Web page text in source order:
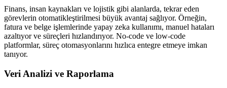
Finans, insan kaynakları ve lojistik gibi alanlarda, tekrar eden
görevlerin otomatikleştirilmesi büyük avantaj sağlıyor. Örneğin,
fatura ve belge işlemlerinde yapay zeka kullanımı, manuel hataları
azaltıyor ve süreçleri hızlandırıyor. No-code ve low-code
platformlar, süreç otomasyonlarını hızlıca entegre etmeye imkan
tanıyor.
Veri Analizi ve Raporlama